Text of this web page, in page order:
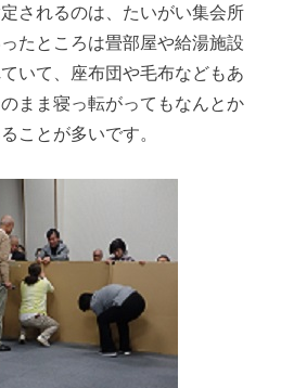
されるのは、たいがい集会所
たところは畳部屋や給湯施設
いて、座布団や毛布などもあ
まま寝っ転がってもなんとか
ことが多いです。